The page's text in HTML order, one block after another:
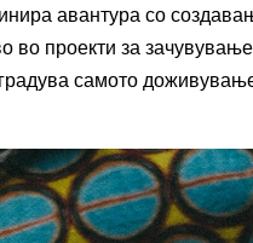
авантура со
во проекти за
самото